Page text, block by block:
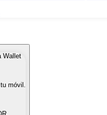
métodos de pago.
rápida y segura.
Wallet
móvil.